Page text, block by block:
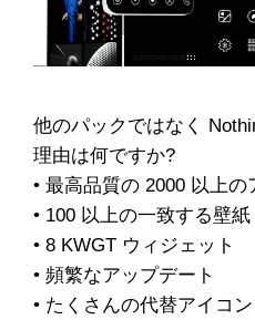
他のパックではなく
理由は何ですか?
• 最高品質の 2000 以上の
• 100 以上の一致する壁紙
• 8 KWGT ウィジェット
• 頻繁なアップデート
• たくさんの代替アイコン